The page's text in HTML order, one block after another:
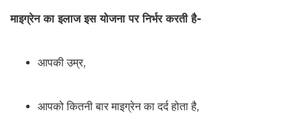
माइग्रेन का इलाज इस योजना पर निर्भर करती है-
आपकी उम्र,
आपको कितनी बार माइग्रेन का दर्द होता है,